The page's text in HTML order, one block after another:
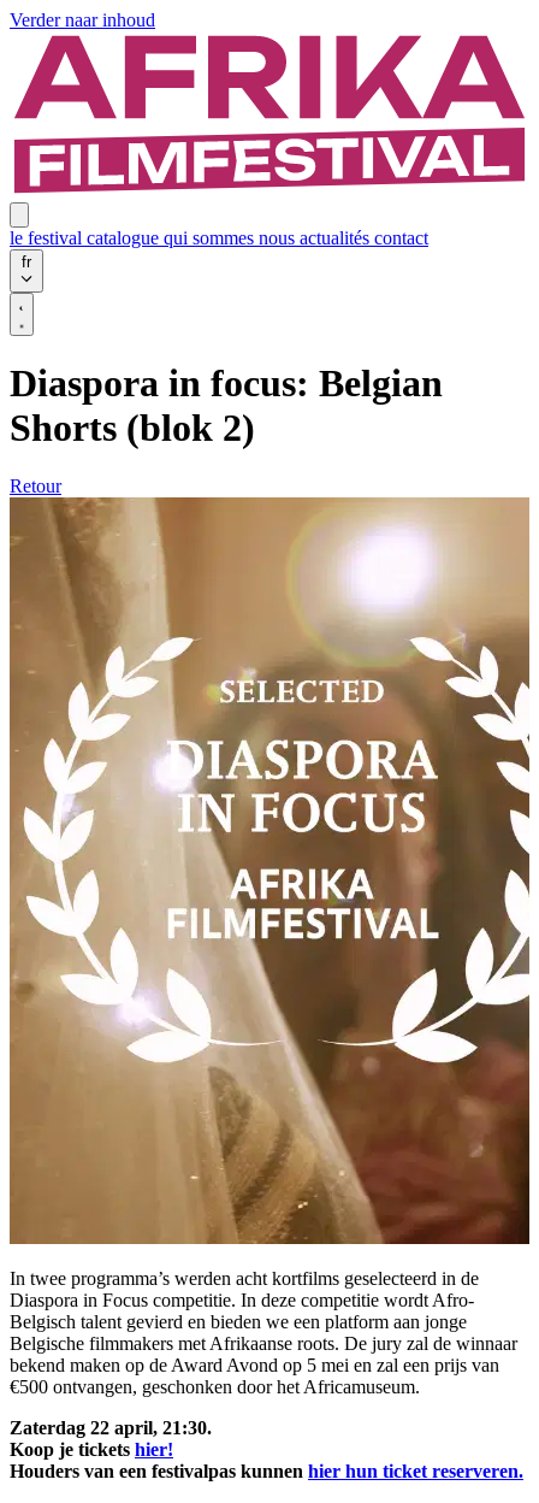
Verder naar inhoud
le festival catalogue qui sommes nous actualités contact
fr
Diaspora in focus: Belgian
Shorts (blok 2)
Retour
In twee programma’s werden acht kortfilms geselecteerd in de
Diaspora in Focus competitie. In deze competitie wordt Afro-
Belgisch talent gevierd en bieden we een platform aan jonge
Belgische filmmakers met Afrikaanse roots. De jury zal de winnaar
bekend maken op de Award Avond op 5 mei en zal een prijs van
€500 ontvangen, geschonken door het Africamuseum.
Zaterdag 22 april, 21:30.
Koop je tickets hier!
Houders van een festivalpas kunnen hier hun ticket reserveren.